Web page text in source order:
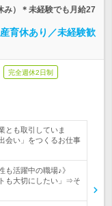
み）＊未経験でも月給27
育休あり／未経験歓
完全週休2日制
とも取引していま
会い」をつくるお仕事
も活躍中の職場♪》
も大切にしたい」⇒そ